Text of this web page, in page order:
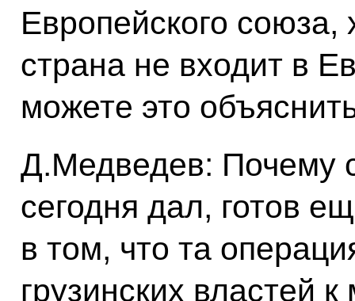
Европейского союза,
страна не входит в
можете это
Д.Медведев: Почему
сегодня дал, готов
в том, что та
грузинских властей